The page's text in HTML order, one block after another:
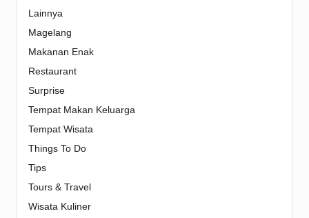
Lainnya
Magelang
Makanan Enak
Restaurant
Surprise
Tempat Makan Keluarga
Tempat Wisata
Things To Do
Tips
Tours & Travel
Wisata Kuliner